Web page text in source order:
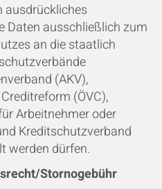
ausdrückliches
Daten ausschließlich zum
an die staatlich
(AKV),
(ÖVC),
Arbeitnehmer oder
Kreditschutzverband
werden dürfen.
Stornogebühr